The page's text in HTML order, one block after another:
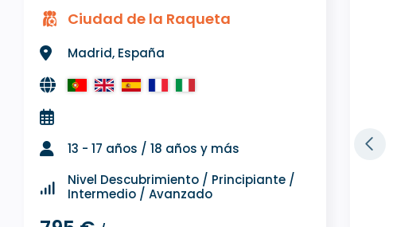
Ciudad de la Raqueta
Madrid, España
13 - 17 años / 18 años y más
Nivel Descubrimiento / Principiante /
Intermedio / Avanzado